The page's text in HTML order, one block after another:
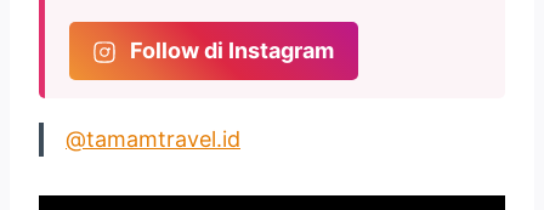
Follow di Instagram
@tamamtravel.id